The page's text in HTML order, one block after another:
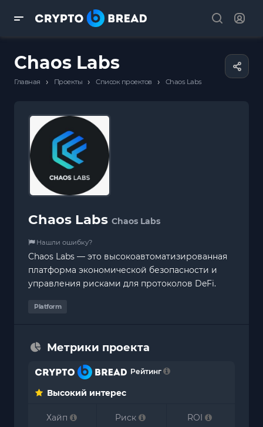
Chaos Labs
Главная › Проекты › Список проектов › Chaos Labs
Chaos Labs Chaos Labs
Нашли ошибку?
Chaos Labs — это высокоавтоматизированная
платформа экономической безопасности и
управления рисками для протоколов DeFi.
Platform
Метрики проекта
Рейтинг
Высокий интерес
Хайп
Риск
ROI